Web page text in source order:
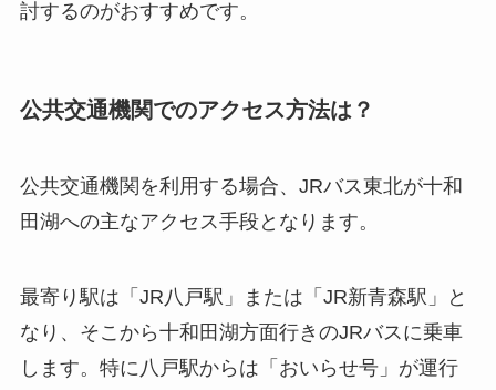
討するのがおすすめです。
公共交通機関でのアクセス方法は？
公共交通機関を利用する場合、JRバス東北が十和
田湖への主なアクセス手段となります。
最寄り駅は「JR八戸駅」または「JR新青森駅」と
なり、そこから十和田湖方面行きのJRバスに乗車
します。特に八戸駅からは「おいらせ号」が運行